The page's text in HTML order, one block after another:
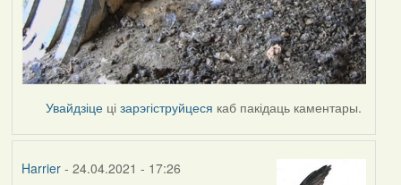
Увайдзіце цізарэгіструйцеся каб пакідаць каментары.
Harrier- 24.04.2021 - 17:26